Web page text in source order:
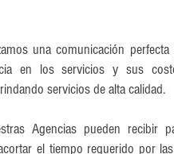
una comunicación
en los servicios y sus
servicios de alta calidad.
Agencias pueden recibir
el tiempo requerido por